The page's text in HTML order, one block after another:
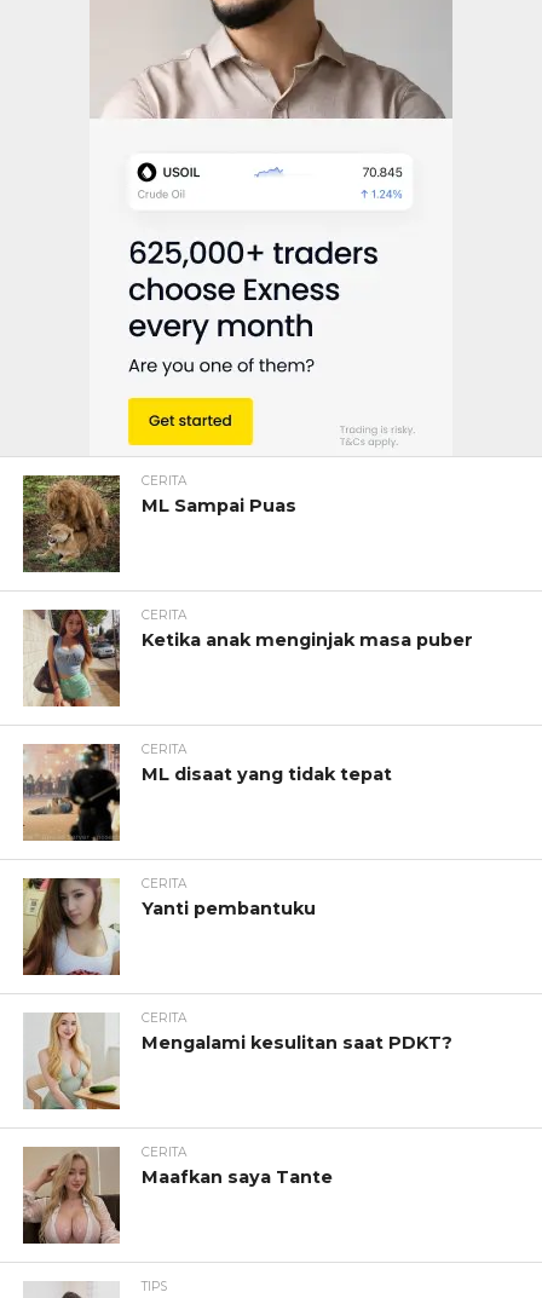
CERITA
ML Sampai Puas
CERITA
Ketika anak menginjak masa puber
CERITA
ML disaat yang tidak tepat
CERITA
Yanti pembantuku
CERITA
Mengalami kesulitan saat PDKT?
CERITA
Maafkan saya Tante
TIPS